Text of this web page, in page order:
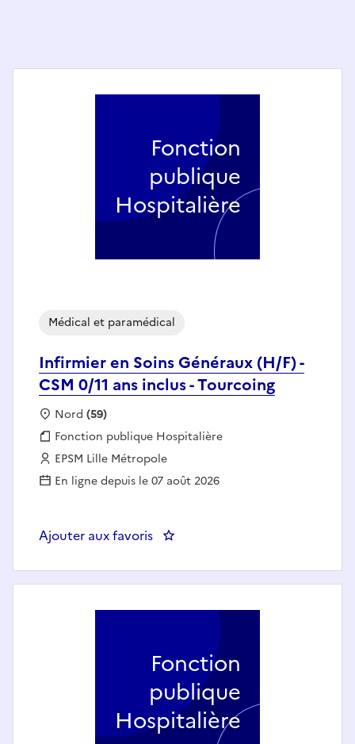
Infirmier en Soins Généraux (H/F) -
CSM 0/11 ans inclus - Tourcoing
Médical et paramédical
Localisation :
Nord (59)
Fonction publique :
Fonction publique Hospitalière
Employeur :
EPSM Lille Métropole
En ligne depuis le 07 août 2026
Ajouter aux favoris : Infirmier en Soins Généraux
Fonction
publique
Hospitalière
Fonction
publique
Hospitalière